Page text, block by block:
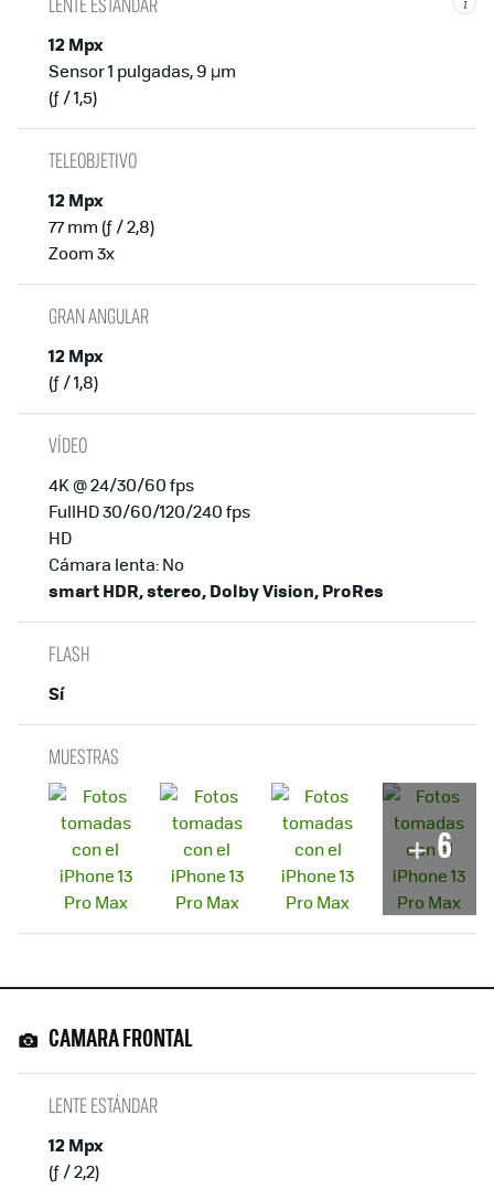
12 Mpx
Sensor 1 pulgadas, 9 µm
(ƒ / 1,5)
TELEOBJETIVO
12 Mpx
77 mm (ƒ / 2,8)
Zoom 3x
GRAN ANGULAR
12 Mpx
(ƒ / 1,8)
VÍDEO
4K @ 24/30/60 fps
FullHD 30/60/120/240 fps
HD
Cámara lenta: No
smart HDR, stereo, Dolby Vision, ProRes
FLASH
Sí
MUESTRAS
6
CAMARA FRONTAL
LENTE ESTÁNDAR
12 Mpx
(ƒ / 2,2)